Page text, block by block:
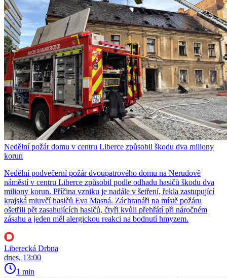
Nedělní požár domu v centru Liberce způsobil škodu dva miliony
korun
Nedělní podvečerní požár dvoupatrového domu na Nerudově
náměstí v centru Liberce způsobil podle odhadu hasičů škodu dva
miliony korun. Příčina vzniku je nadále v šetření, řekla zastupující
krajská mluvčí hasičů Eva Masná. Záchranáři na místě požáru
ošetřili pět zasahujících hasičů, čtyři kvůli přehřátí při náročném
zásahu a jeden měl alergickou reakci na bodnutí hmyzem.
Liberecká Drbna
dnes, 13:00
1 min